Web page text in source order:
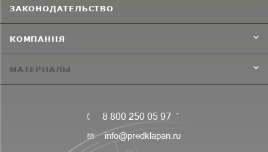
ЗАКОНОДАТЕЛЬСТВО
КОМПАНИЯ
МАТЕРИАЛЫ
8 800 250 05 97
info@predklapan.ru